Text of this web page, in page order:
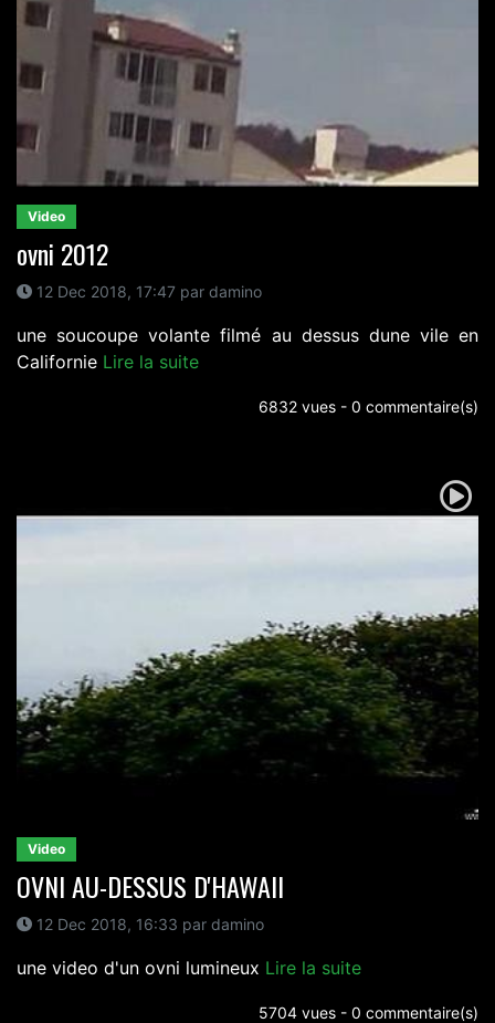
Video
ovni 2012
12 Dec 2018, 17:47 par damino
une soucoupe volante filmé au dessus dune vile en
Californie Lire la suite
6832 vues - 0 commentaire(s)
Video
OVNI AU-DESSUS D'HAWAII
12 Dec 2018, 16:33 par damino
une video d'un ovni lumineux Lire la suite
5704 vues - 0 commentaire(s)